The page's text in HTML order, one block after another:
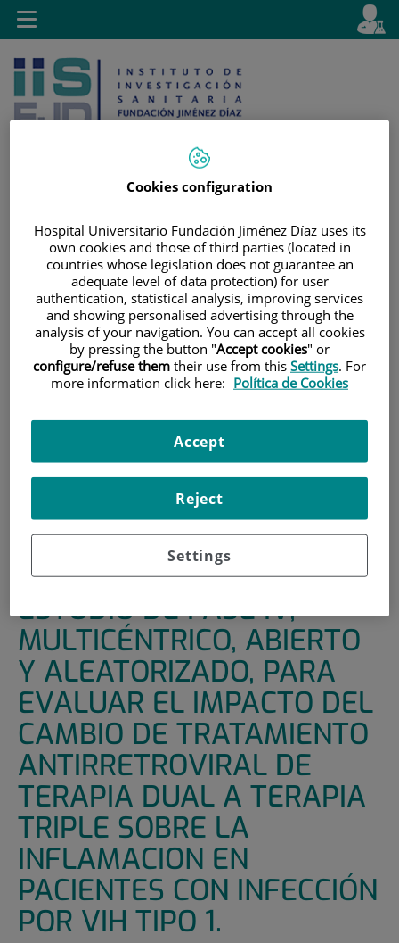
Saltar al contenido
contenido
activo
es
Buscar
Toggle
navigation
INICIO
ESTUDIO DE FASE IV, MULTICÉNTRICO, ABIERTO Y
ALEATORIZADO, PARA EVALUAR EL IMPACTO DEL
CAMBIO DE TRATAMIENTO ANTIRRETROVIRAL DE
TERAPIA DUAL A TERAPIA TRIPLE SOBRE LA
INFLAMACION EN PACIENTES CON INFECCIÓN POR VIH
ESTUDIO DE FASE IV,
MULTICÉNTRICO, ABIERTO
Y ALEATORIZADO, PARA
EVALUAR EL IMPACTO DEL
CAMBIO DE TRATAMIENTO
ANTIRRETROVIRAL DE
TERAPIA DUAL A TERAPIA
TRIPLE SOBRE LA
INFLAMACION EN
PACIENTES CON INFECCIÓN
POR VIH TIPO 1.
Cookies configuration
Hospital Universitario Fundación Jiménez Díaz uses its
own cookies and those of third parties (located in
countries whose legislation does not guarantee an
adequate level of data protection) for user
authentication, statistical analysis, improving services
and showing personalised advertising through the
analysis of your navigation. You can accept all cookies
by pressing the button "Accept cookies" or
configure/refuse them their use from this Settings. For
more information click here: Política de Cookies
Settings
Reject
Accept